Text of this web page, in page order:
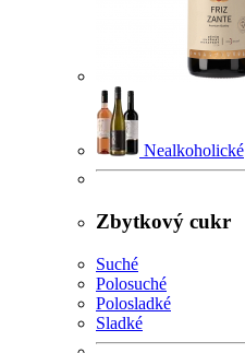
Nealkoholické
Zbytkový cukr
Suché
Polosuché
Polosladké
Sladké